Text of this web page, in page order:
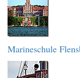
Marineschule